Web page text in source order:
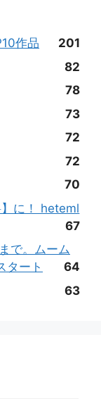
作品
201
82
78
73
72
72
70
に！ heteml
67
で。ムーム
タート
64
63